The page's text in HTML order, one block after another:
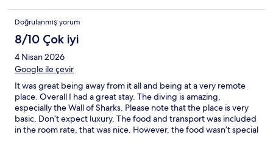
Doğrulanmış yorum
8/10 Çok iyi
4 Nisan 2026
Google ile çevir
It was great being away from it all and being at a very remote
place. Overall I had a great stay. The diving is amazing,
especially the Wall of Sharks. Please note that the place is very
basic. Don’t expect luxury. The food and transport was included
in the room rate, that was nice. However, the food wasn’t special